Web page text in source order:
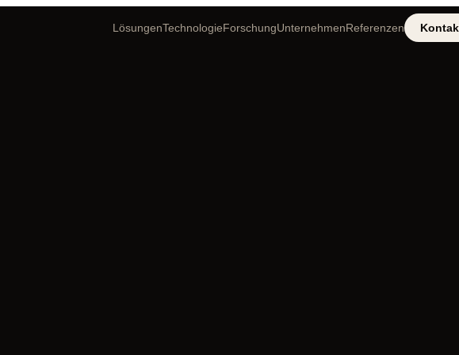
LösungenTechnologieForschungUnternehmenReferenzen